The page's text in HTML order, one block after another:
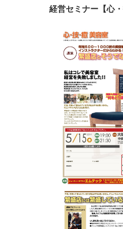
経営セミナー【心